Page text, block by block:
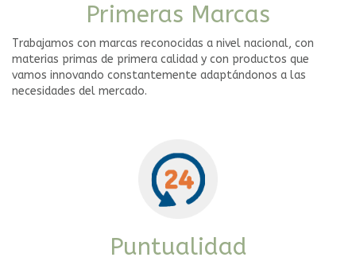
Primeras Marcas
Trabajamos con marcas reconocidas a nivel nacional, con
materias primas de primera calidad y con productos que
vamos innovando constantemente adaptándonos a las
necesidades del mercado.
Puntualidad